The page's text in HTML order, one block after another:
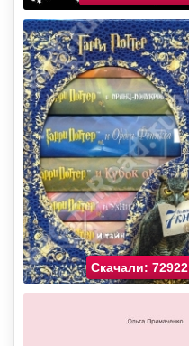
Скачали: 72922